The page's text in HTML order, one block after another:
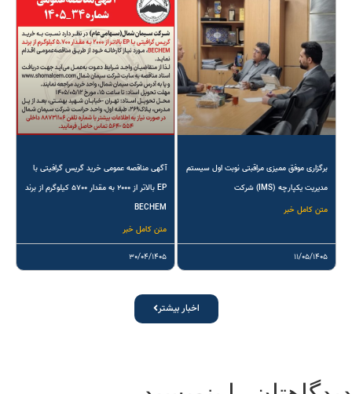
برگزاری موفق ممیزی مراقبتی نوبت اول سیستم
مدیریت یکپارچه (IMS) شرکت
متن کامل خبر
۱۱/۰۵/۱۴۰۵
آگهی مناقصه عمومی خرید گریس گرافیتی با
EP بالاتر از ۲۰۰۰ به مقدار ۵۷۰۰ کیلوگرم از برند
BECHEM
متن کامل خبر
۳۰/۰۴/۱۴۰۵
اخبار بیشتر